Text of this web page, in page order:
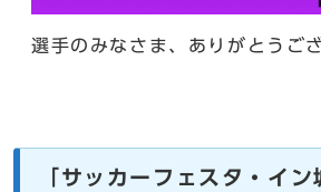
選手のみなさま、ありがとうご
「サッカーフェスタ・イ